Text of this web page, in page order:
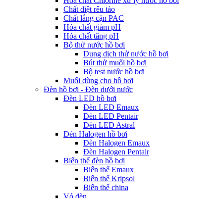
Chất diệt rêu tảo
Chất lắng cặn PAC
Hóa chất giảm pH
Hóa chất tăng pH
Bộ thử nước hồ bơi
Dung dịch thử nước hồ bơi
Bút thử muối hồ bơi
Bộ test nước hồ bơi
Muối dùng cho hồ bơi
Đèn hồ bơi - Đèn dưới nước
Đèn LED hồ bơi
Đèn LED Emaux
Đèn LED Pentair
Đèn LED Astral
Đèn Halogen hồ bơi
Đèn Halogen Emaux
Đèn Halogen Pentair
Biến thế đèn hồ bơi
Biến thế Emaux
Biến thế Kripsol
Biến thế china
Vỏ đèn